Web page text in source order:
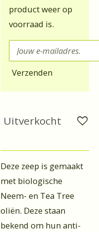
product weer op
voorraad is.
Verzenden
Uitverkocht
Deze zeep is gemaakt
met biologische
Neem- en Tea Tree
oliën. Deze staan
bekend om hun anti-